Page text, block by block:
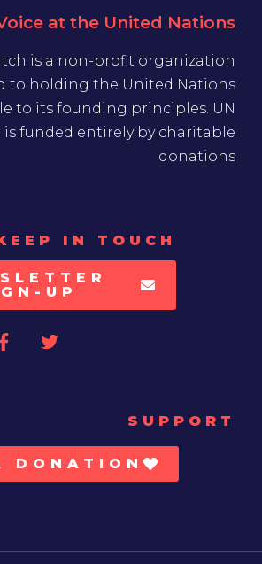
at the United Nations
is a non-profit organization
to holding the United Nations
to its founding principles. UN
is funded entirely by charitable
donations
IN TOUCH
UP
SUPPORT
DONATION